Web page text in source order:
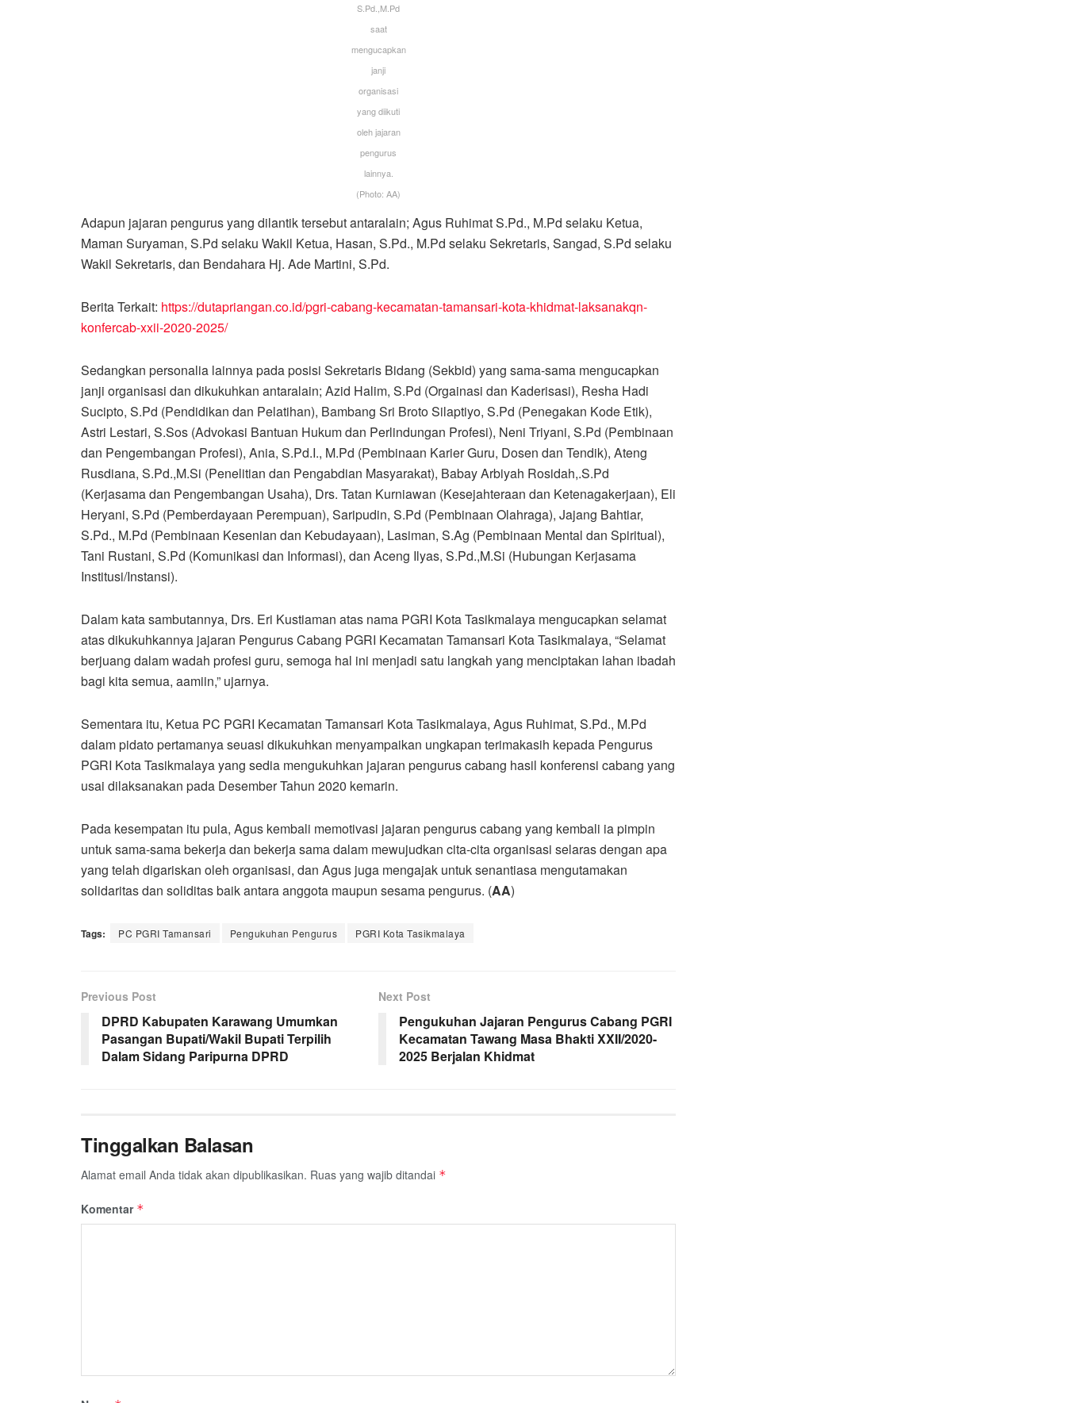
S.Pd.,M.Pd
saat
mengucapkan
janji
organisasi
yang diikuti
oleh jajaran
pengurus
lainnya.
(Photo: AA)
Adapun jajaran pengurus yang dilantik tersebut antaralain; Agus Ruhimat S.Pd., M.Pd selaku Ketua,
Maman Suryaman, S.Pd selaku Wakil Ketua, Hasan, S.Pd., M.Pd selaku Sekretaris, Sangad, S.Pd selaku
Wakil Sekretaris, dan Bendahara Hj. Ade Martini, S.Pd.
Berita Terkait: https://dutapriangan.co.id/pgri-cabang-kecamatan-tamansari-kota-khidmat-laksanakqn-
konfercab-xxii-2020-2025/
Sedangkan personalia lainnya pada posisi Sekretaris Bidang (Sekbid) yang sama-sama mengucapkan
janji organisasi dan dikukuhkan antaralain; Azid Halim, S.Pd (Orgainasi dan Kaderisasi), Resha Hadi
Sucipto, S.Pd (Pendidikan dan Pelatihan), Bambang Sri Broto Silaptiyo, S.Pd (Penegakan Kode Etik),
Astri Lestari, S.Sos (Advokasi Bantuan Hukum dan Perlindungan Profesi), Neni Triyani, S.Pd (Pembinaan
dan Pengembangan Profesi), Ania, S.Pd.I., M.Pd (Pembinaan Karier Guru, Dosen dan Tendik), Ateng
Rusdiana, S.Pd.,M.Si (Penelitian dan Pengabdian Masyarakat), Babay Arbiyah Rosidah,.S.Pd
(Kerjasama dan Pengembangan Usaha), Drs. Tatan Kurniawan (Kesejahteraan dan Ketenagakerjaan), Eli
Heryani, S.Pd (Pemberdayaan Perempuan), Saripudin, S.Pd (Pembinaan Olahraga), Jajang Bahtiar,
S.Pd., M.Pd (Pembinaan Kesenian dan Kebudayaan), Lasiman, S.Ag (Pembinaan Mental dan Spiritual),
Tani Rustani, S.Pd (Komunikasi dan Informasi), dan Aceng Ilyas, S.Pd.,M.Si (Hubungan Kerjasama
Institusi/Instansi).
Dalam kata sambutannya, Drs. Eri Kustiaman atas nama PGRI Kota Tasikmalaya mengucapkan selamat
atas dikukuhkannya jajaran Pengurus Cabang PGRI Kecamatan Tamansari Kota Tasikmalaya, “Selamat
berjuang dalam wadah profesi guru, semoga hal ini menjadi satu langkah yang menciptakan lahan ibadah
bagi kita semua, aamiin,” ujarnya.
Sementara itu, Ketua PC PGRI Kecamatan Tamansari Kota Tasikmalaya, Agus Ruhimat, S.Pd., M.Pd
dalam pidato pertamanya seuasi dikukuhkan menyampaikan ungkapan terimakasih kepada Pengurus
PGRI Kota Tasikmalaya yang sedia mengukuhkan jajaran pengurus cabang hasil konferensi cabang yang
usai dilaksanakan pada Desember Tahun 2020 kemarin.
Pada kesempatan itu pula, Agus kembali memotivasi jajaran pengurus cabang yang kembali ia pimpin
untuk sama-sama bekerja dan bekerja sama dalam mewujudkan cita-cita organisasi selaras dengan apa
yang telah digariskan oleh organisasi, dan Agus juga mengajak untuk senantiasa mengutamakan
solidaritas dan soliditas baik antara anggota maupun sesama pengurus. (AA)
Tags: PC PGRI Tamansari Pengukuhan Pengurus PGRI Kota Tasikmalaya
Previous Post
DPRD Kabupaten Karawang Umumkan
Pasangan Bupati/Wakil Bupati Terpilih
Dalam Sidang Paripurna DPRD
Next Post
Pengukuhan Jajaran Pengurus Cabang PGRI
Kecamatan Tawang Masa Bhakti XXII/2020-
2025 Berjalan Khidmat
Tinggalkan Balasan
Alamat email Anda tidak akan dipublikasikan. Ruas yang wajib ditandai *
Komentar *